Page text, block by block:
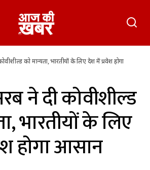
को मान्यता, भारतीयों के लिए देश में प्रवेश होगा
ने‌ दी कोवीशील्ड
भारतीयों के लिए
होगा आसान